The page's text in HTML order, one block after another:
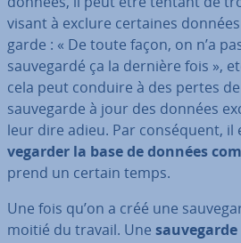
visant à exclure certaines
garde : « De toute façon, on n’a
sau­ve­gardé ça la dernière fois »,
cela peut conduire à des pertes
sau­ve­garde à jour des données
leur dire adieu. Par con­sé­quent, il
ve­gar­der la base de données
prend un certain temps.
Une fois qu’on a créé une
moitié du travail. Une sau­ve­garde